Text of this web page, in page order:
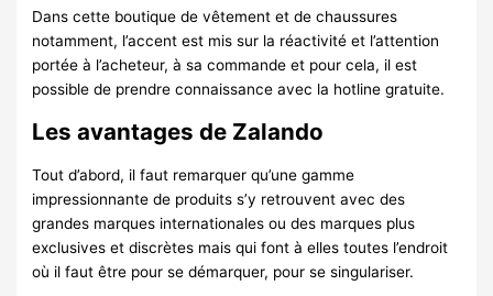
Dans cette boutique de vêtement et de chaussures
notamment, l’accent est mis sur la réactivité et l’attention
portée à l’acheteur, à sa commande et pour cela, il est
possible de prendre connaissance avec la hotline gratuite.
Les avantages de Zalando
Tout d’abord, il faut remarquer qu’une gamme
impressionnante de produits s’y retrouvent avec des
grandes marques internationales ou des marques plus
exclusives et discrètes mais qui font à elles toutes l’endroit
où il faut être pour se démarquer, pour se singulariser.